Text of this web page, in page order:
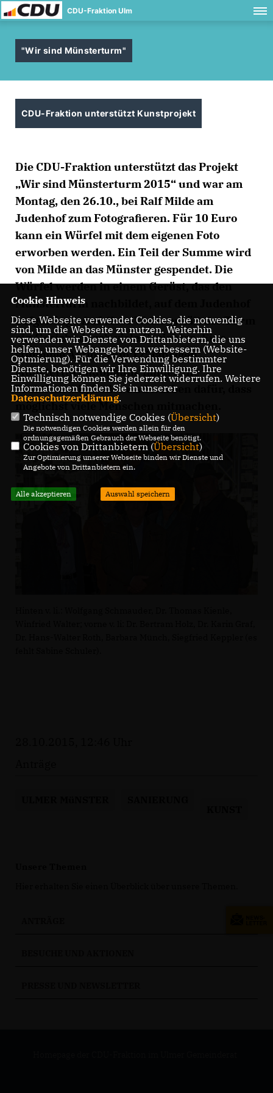
CDU-Fraktion Ulm
"Wir sind Münsterturm"
CDU-Fraktion unterstützt Kunstprojekt
Die CDU-Fraktion unterstützt das Projekt
Wir sind Münsterturm 2015“ und war am
Montag, den 26.10., bei Ralf Milde am
Judenhof zum Fotografieren. Für 10 Euro
kann ein Würfel mit dem eigenen Foto
erworben werden. Ein Teil der Summe wird
von Milde an das Münster gespendet. Die
Würfel werden in einem Gerüst, das den
Münsterturm nachbildet, auf dem Judenhof
aufgehängt. Auf diese Weise erhält der Turm
ein Gesicht durch viele Gesichter. Eine
stimmige Aktion zum 125jährigen
Münsterturmjubiläum, fanden die
Fraktionsmitglieder und werben dafür, dass
möglichst viele Menschen mitmachen.
Cookie Hinweis
Diese Webseite verwendet Cookies, die notwendig
sind, um die Webseite zu nutzen. Weiterhin
verwenden wir Dienste von Drittanbietern, die uns
helfen, unser Webangebot zu verbessern (Website-
Optmierung). Für die Verwendung bestimmter
Dienste, benötigen wir Ihre Einwilligung. Ihre
Einwilligung können Sie jederzeit widerrufen. Weitere
Informationen finden Sie in unserer
Datenschutzerklärung.
Technisch notwendige Cookies (Übersicht)
Die notwendigen Cookies werden allein für den
ordnungsgemäßen Gebrauch der Webseite benötigt.
Cookies von Drittanbietern (Übersicht)
Zur Optimierung unserer Webseite binden wir Dienste und
Angebote von Drittanbietern ein.
Alle akzeptieren Auswahl speichern